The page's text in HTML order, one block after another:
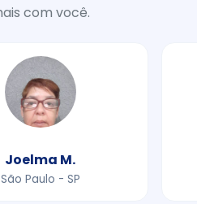
com você.
Joelma M.
São Paulo - SP